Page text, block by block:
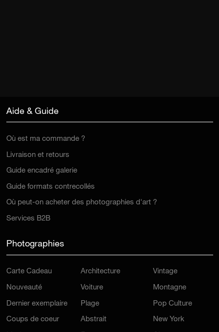
Aide & Guide
Où est ma commande ?
Livraison et retours
Guide encadré galerie
Guide formats contrecollés
Où peut-on acheter des photographies d'art ?
Services B2B
Photographies
Carte Cadeau
Nouveauté
Dernier exemplaire
Coups de coeur
Architecture
Voiture
Plage
Abstrait
Vintage
Montagne
Pop Culture
New York